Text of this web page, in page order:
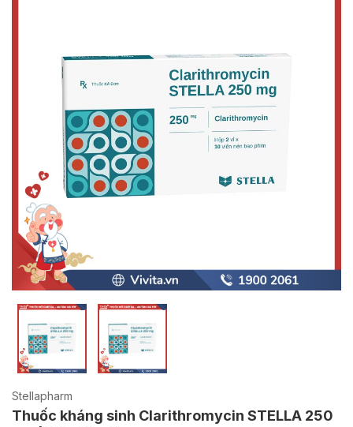
Stellapharm
Thuốc kháng sinh Clarithromycin STELLA 250